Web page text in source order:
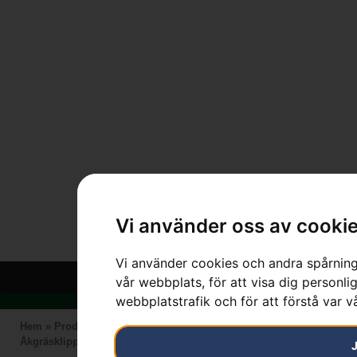
Vi använder oss av
Vi använder cookies och andra
vår webbplats, för att visa dig
webbplatstrafik och för att förstå var
Hem » Produkter HUSQVARNA»Bensindrivna maskiner»
Åkgräsklippare
R 214C inkl. klippaggregat